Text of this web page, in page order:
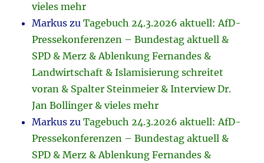
vieles mehr
Markus zuTagebuch 24.3.2026 aktuell: AfD-
Pressekonferenzen – Bundestag aktuell &
SPD & Merz & Ablenkung Fernandes &
Landwirtschaft & Islamisierung schreitet
voran & Spalter Steinmeier & Interview Dr.
Jan Bollinger & vieles mehr
Markus zuTagebuch 24.3.2026 aktuell: AfD-
Pressekonferenzen – Bundestag aktuell &
SPD & Merz & Ablenkung Fernandes &